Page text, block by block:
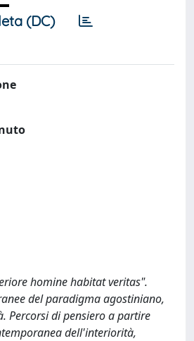
(DC)
homine habitat veritas".
del paradigma agostiniano,
Percorsi di pensiero a partire
dell'interiorità,